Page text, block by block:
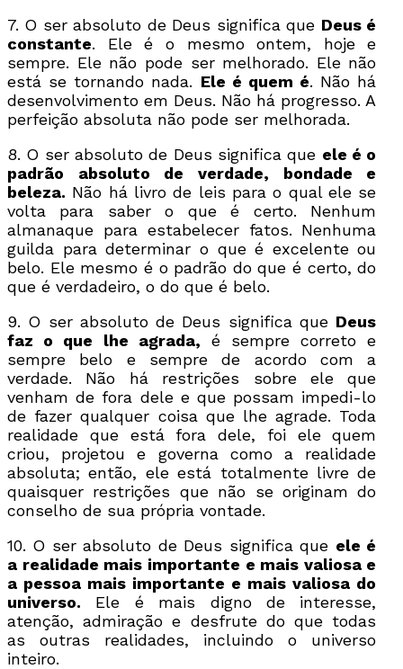
7. O ser absoluto de Deus significa que Deus é
constante. Ele é o mesmo ontem, hoje e
sempre. Ele não pode ser melhorado. Ele não
está se tornando nada. Ele é quem é. Não há
desenvolvimento em Deus. Não há progresso. A
perfeição absoluta não pode ser melhorada.
8. O ser absoluto de Deus significa que ele é o
padrão absoluto de verdade, bondade e
beleza. Não há livro de leis para o qual ele se
volta para saber o que é certo. Nenhum
almanaque para estabelecer fatos. Nenhuma
guilda para determinar o que é excelente ou
belo. Ele mesmo é o padrão do que é certo, do
que é verdadeiro, o do que é belo.
9. O ser absoluto de Deus significa que Deus
faz o que lhe agrada, é sempre correto e
sempre belo e sempre de acordo com a
verdade. Não há restrições sobre ele que
venham de fora dele e que possam impedi-lo
de fazer qualquer coisa que lhe agrade. Toda
realidade que está fora dele, foi ele quem
criou, projetou e governa como a realidade
absoluta; então, ele está totalmente livre de
quaisquer restrições que não se originam do
conselho de sua própria vontade.
10. O ser absoluto de Deus significa que ele é
a realidade mais importante e mais valiosa e
a pessoa mais importante e mais valiosa do
universo. Ele é mais digno de interesse,
atenção, admiração e desfrute do que todas
as outras realidades, incluindo o universo
inteiro.